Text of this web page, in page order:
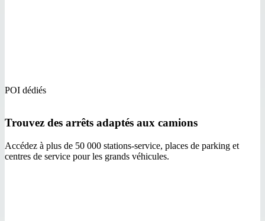
POI dédiés
Trouvez des arrêts adaptés aux camions
Accédez à plus de 50 000 stations-service, places de parking et
centres de service pour les grands véhicules.